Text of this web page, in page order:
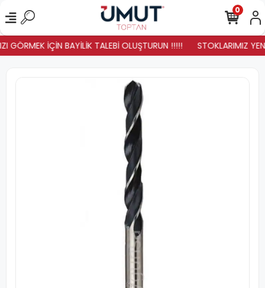
GÖRMEK İÇİN BAYİLİK TALEBİ OLUŞTURUN !!!!! STOKLARIMIZ
0